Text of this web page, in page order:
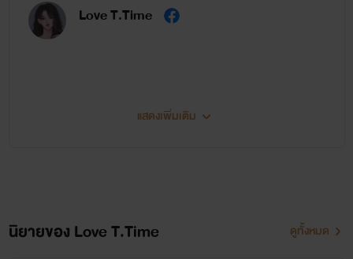
Love T.Time
Love T.Timeได้มาจากอะไร ทำไมถึงใช้ชื่อนี้ตั้งแต่บรรยายบรรยากาศในผับแล้วนิยายเกิ้นน
แสดงเพิ่มเติม
นิยายของ Love T.Time ดูทั้งหมด